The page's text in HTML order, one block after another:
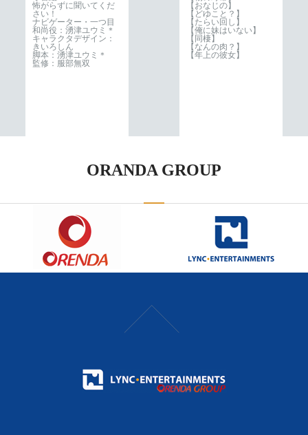
怖がらずに聞いてくだ
さい！
ナビゲーター・一つ目
和尚役：湧津ユウミ＊
キャラクタデザイン：
きいろしん
脚本：湧津ユウミ＊
監修：服部無双
【おなじの】
【どゆこと？】
【たらい回し】
【俺に妹はいない】
【同棲】
【なんの肉？】
【年上の彼女】
ORANDA GROUP